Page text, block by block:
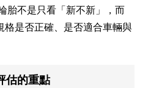
胎不是只看「新不新」，而
格是否正確、是否適合車輛與
估的重點